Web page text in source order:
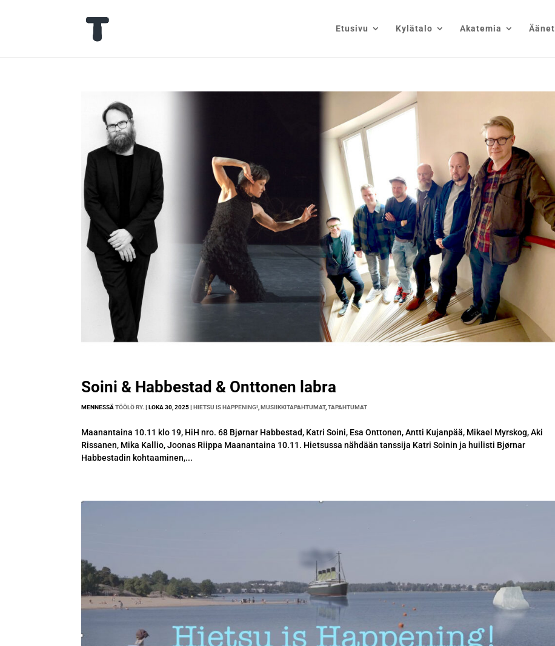
Etusivu Kylätalo Akatemia Äänet
Soini & Habbestad & Onttonen labra
MENNESSÄTÖÖLÖ RY. |LOKA 30, 2025|HIETSU IS HAPPENING! ,MUSIIKKITAPAHTUMAT,TAPAHTUMAT
Maanantaina 10.11 klo 19, HiH nro. 68 Bjørnar Habbestad, Katri Soini, Esa Onttonen, Antti Kujanpää, Mikael Myrskog, Aki
Rissanen, Mika Kallio, Joonas Riippa Maanantaina 10.11. Hietsussa nähdään tanssija Katri Soinin ja huilisti Bjørnar
Habbestadin kohtaaminen,...